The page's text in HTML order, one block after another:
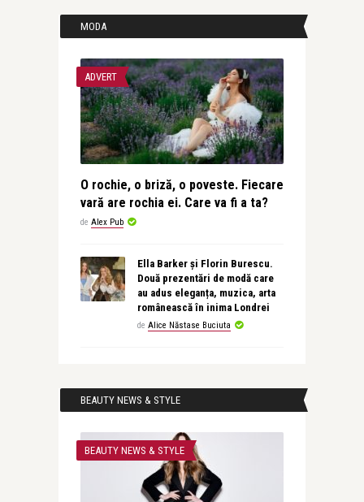
MODA
ADVERT
O rochie, o briză, o poveste. Fiecare
vară are rochia ei. Care va fi a ta?
de Alex Pub
Ella Barker și Florin Burescu.
Două prezentări de modă care
au adus eleganța, muzica, arta
românească în inima Londrei
de Alice Năstase Buciuta
BEAUTY NEWS & STYLE
BEAUTY NEWS & STYLE